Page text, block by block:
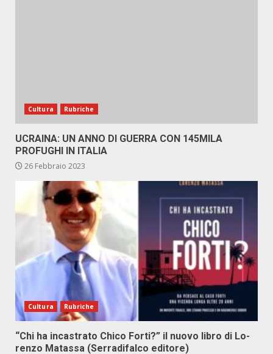
Cultura Rubriche
UCRAINA: UN ANNO DI GUERRA CON 145MILA
PROFUGHI IN ITALIA
26 Febbraio 2023
Cultura Rubriche
“Chi ha in­ca­stra­to Chi­co For­ti?” il nuo­vo li­bro di Lo­
ren­zo Ma­tas­sa (Ser­ra­di­fal­co edi­to­re)